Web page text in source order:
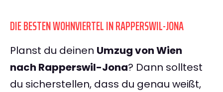
DIE BESTEN WOHNVIERTEL IN RAPPERSWIL-JONA
Planst du deinen Umzug von Wien
nach Rapperswil-Jona? Dann solltest
du sicherstellen, dass du genau weißt,